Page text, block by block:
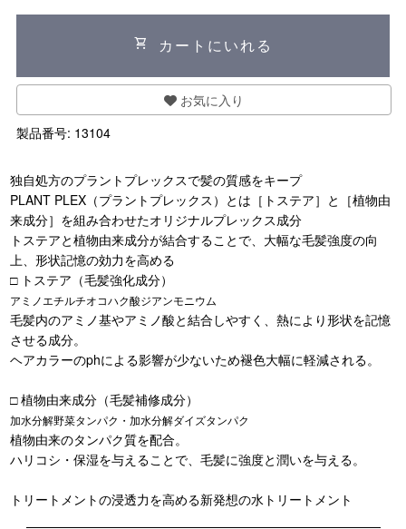
shopping_cart カートにいれる
お気に入り
製品番号: 13104
独自処方のプラントプレックスで髪の質感をキープ
PLANT PLEX（プラントプレックス）とは［トステア］と［植物由
来成分］を組み合わせたオリジナルプレックス成分
トステアと植物由来成分が結合することで、大幅な毛髪強度の向
上、形状記憶の効力を高める
□ トステア（毛髪強化成分）
アミノエチルチオコハク酸ジアンモニウム
毛髪内のアミノ基やアミノ酸と結合しやすく、熱により形状を記憶
させる成分。
ヘアカラーのphによる影響が少ないため褪色大幅に軽減される。
□ 植物由来成分（毛髪補修成分）
加水分解野菜タンパク・加水分解ダイズタンパク
植物由来のタンパク質を配合。
ハリコシ・保湿を与えることで、毛髪に強度と潤いを与える。
トリートメントの浸透力を高める新発想の水トリートメント